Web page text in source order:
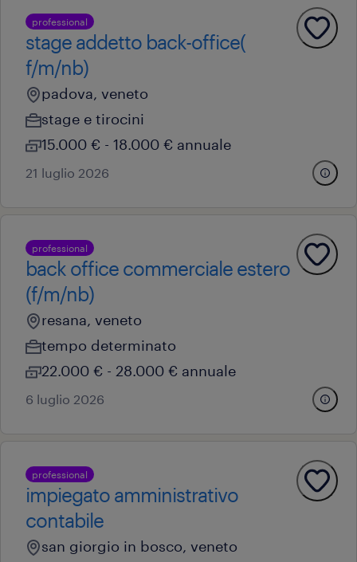
professional
stage addetto back-office(
f/m/nb)
padova, veneto
stage e tirocini
15.000 € - 18.000 € annuale
21 luglio 2026
professional
back office commerciale estero
(f/m/nb)
resana, veneto
tempo determinato
22.000 € - 28.000 € annuale
6 luglio 2026
professional
impiegato amministrativo
contabile
san giorgio in bosco, veneto